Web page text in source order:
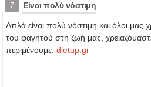
7 Είναι πολύ νόστιμη
Απλά είναι πολύ νόστιμη και όλοι μας
του φαγητού στη ζωή μας,
περιμένουμε. dietup.gr